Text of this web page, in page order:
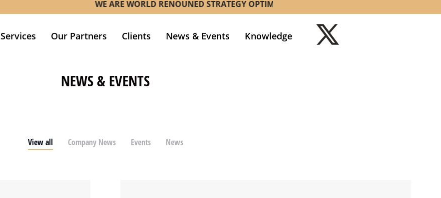
WE ARE WORLD RENOUNED STRATEGY OPTIMIZATION CONSULTANCY W.L.L. BUSINESS IN
Services Our Partners Clients News & Events Knowledge
NEWS & EVENTS
View all Company News Events News